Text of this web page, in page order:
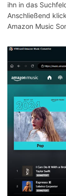
ihn in das
Anschließend
Amazon Music